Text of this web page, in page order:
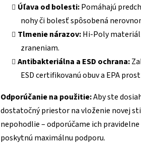
Úľava od bolesti:Pomáhajú
nohy či bolesť spôsobená
Tlmenie nárazov:Hi-Poly materiál
zraneniam.
Antibakteriálna a ESD ochrana:
ESD certifikovanú obuv a EPA
Odporúčanie na použitie:Aby ste
dostatočný priestor na vloženie novej
nepohodlie – odporúčame ich
poskytnú maximálnu podporu.